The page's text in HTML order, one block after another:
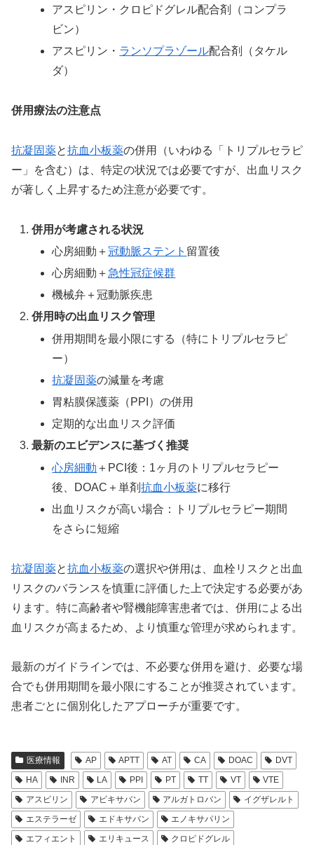
アスピリン・クロピドグレル配合剤（コンプラ
ビン）
アスピリン・ ランソプラゾール配合剤（タケル
ダ）
併用療法の注意点
抗凝固薬と抗血小板薬の併用（いわゆる「トリプルセラピ
ー」を含む）は、特定の状況では必要ですが、出血リスク
が著しく上昇するため注意が必要です。
併用が考慮される状況
心房細動＋冠動脈ステント 留置後
心房細動＋ 急性冠症候群
機械弁＋冠動脈疾患
併用時の出血リスク管理
併用期間を最小限にする（特にトリプルセラピ
ー）
抗凝固薬の減量を考慮
胃粘膜保護薬（PPI）の併用
定期的な出血リスク評価
最新のエビデンスに基づく推奨
心房細動 ＋PCI後：1ヶ月のトリプルセラピー
後、DOAC＋単剤抗血小板薬に移行
出血リスクが高い場合：トリプルセラピー期間
をさらに短縮
抗凝固薬と抗血小板薬の選択や併用は、血栓リスクと出血
リスクのバランスを慎重に評価した上で決定する必要があ
ります。特に高齢者や腎機能障害患者では、併用による出
血リスクが高まるため、より慎重な管理が求められます。
最新のガイドラインでは、不必要な併用を避け、必要な場
合でも併用期間を最小限にすることが推奨されています。
患者ごとに個別化したアプローチが重要です。
医療情報 AP APTT AT CA DOAC
DVT
HA
INR LA PPI PT TT VT
VTE
アスピリン
アピキサバン アルガトロバン
イグザレルト
エステラーゼ
エドキサバン
エノキサパリン
エフィエント
エリキュース
クロピドグレル